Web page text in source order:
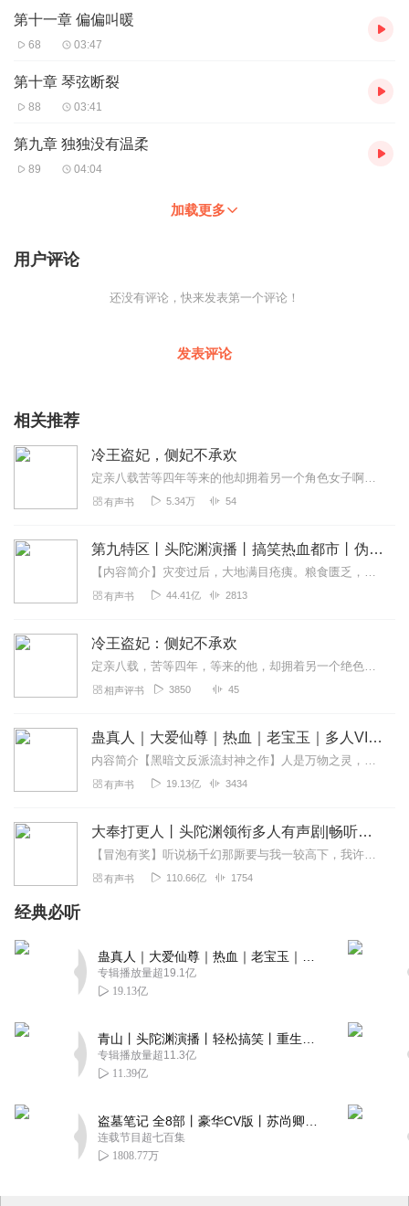
第十一章 偏偏叫暖
68 03:47
第十章 琴弦断裂
88 03:41
第九章 独独没有温柔
89 04:04
加载更多
用户评论
还没有评论，快来发表第一个评论！
发表评论
相关推荐
冷王盗妃，侧妃不承欢
定亲八载苦等四年等来的他却拥着另一个角色女子啊！一夕之间他有正妃沦为侧妃侯蒙深深。寂寞相守，她不争宠不成恩原以为。他祝他帮他和他共患难，比翼飞最终会获得他的爱恋...
有声书 5.34万 54
第九特区丨头陀渊演播丨搞笑热血都市丨伪戒丨VIP免费多人有声剧
【内容简介】灾变过后，大地满目疮痍。粮食匮乏，资源紧俏，局势混乱……一位从待规划区杀出来的青年，背对着漫天黄沙，孤身来到九区谋生，却不曾想偶然结识三五好友，一念...
有声书 44.41亿 2813
冷王盗妃：侧妃不承欢
定亲八载，苦等四年，等来的他，却拥着另一个绝色女子。一夕之间，她由正妃沦为侧妃，侯门深深，她不争宠，不承恩。原以为，她帮助他，和他共患难，比翼飞，终会获得他的爱...
相声评书 3850 45
蛊真人｜大爱仙尊｜热血｜老宝玉｜多人VIP免费有声剧
内容简介【黑暗文反派流封神之作】人是万物之灵，蛊是天地真精。一个穿越者不断重生的故事。一个养蛊、炼蛊、用蛊的奇特世界。配音组（男角色）老宝玉旁白...
有声书 19.13亿 3434
大奉打更人丨头陀渊领衔多人有声剧|畅听全集|王鹤棣、田曦薇主演影视剧原著|卖报小郎君
【冒泡有奖】听说杨千幻那厮要与我一较高下，我许七安要开始装叉了！快进入声音播放页戳下方输入框，冒个泡偷偷告诉我，我要用哪些诗词才能胜过他？说得好的，有赏！202...
有声书 110.66亿 1754
经典必听
专辑播放量超19.1亿
19.13亿
专辑播放量超11.3亿
11.39亿
连载节目超七百集
1808.77万